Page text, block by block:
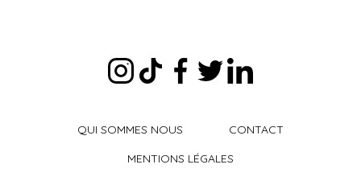
QUI SOMMES NOUS
CONTACT
MENTIONS LÉGALES